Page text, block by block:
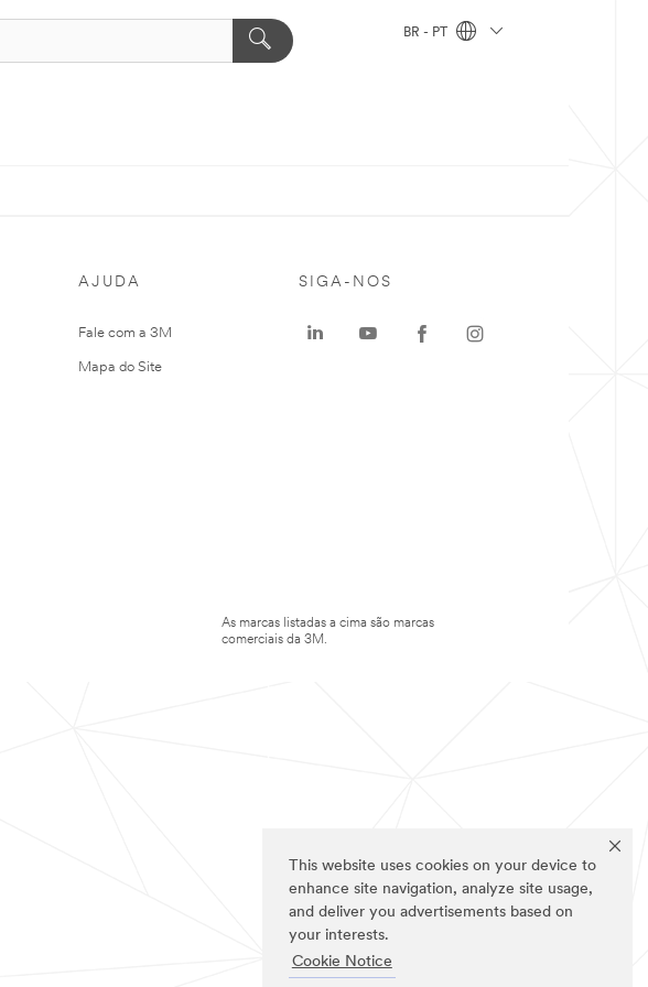
This website uses cookies on your device to
enhance site navigation, analyze site usage,
and deliver you advertisements based on
your interests.
Cookie Notice
BR - PT
AJUDA
Fale com a 3M
Mapa do Site
SIGA-NOS
As marcas listadas a cima são marcas
comerciais da 3M.